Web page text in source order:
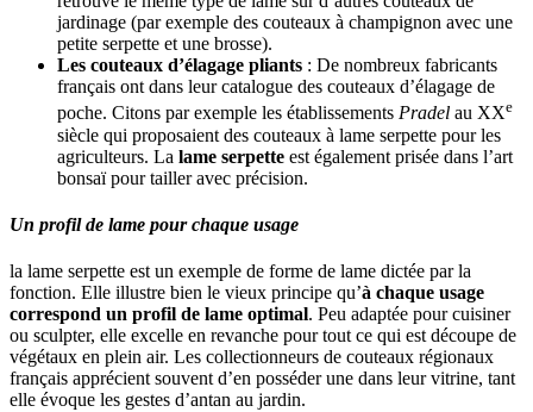
jardinage (par exemple des couteaux à champignon avec une
petite serpette et une brosse).
Les couteaux d’élagage pliants : De nombreux fabricants
français ont dans leur catalogue des couteaux d’élagage de
poche. Citons par exemple les établissements Pradel au XXe
siècle qui proposaient des couteaux à lame serpette pour les
agriculteurs. La lame serpette est également prisée dans l’art
bonsaï pour tailler avec précision.
Un profil de lame pour chaque usage
la lame serpette est un exemple de forme de lame dictée par la
fonction. Elle illustre bien le vieux principe qu’à chaque usage
correspond un profil de lame optimal. Peu adaptée pour cuisiner
ou sculpter, elle excelle en revanche pour tout ce qui est découpe de
végétaux en plein air. Les collectionneurs de couteaux régionaux
français apprécient souvent d’en posséder une dans leur vitrine, tant
elle évoque les gestes d’antan au jardin.